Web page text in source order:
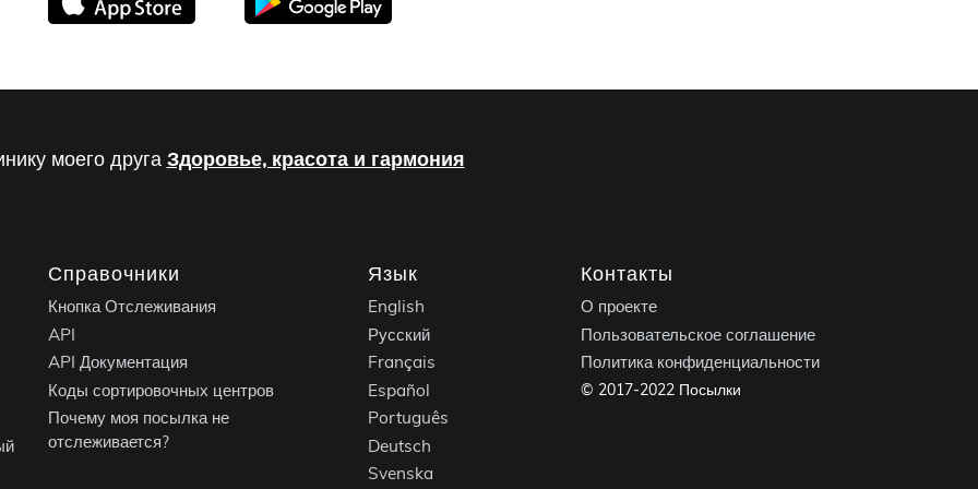
моего друга Здоровье, красота и гармония
Справочники
Кнопка Отслеживания
API
API Документация
Коды сортировочных центров
Почему моя посылка не
отслеживается?
Язык
English
Русский
Français
Español
Português
Deutsch
Svenska
Контакты
О проекте
Пользовательское соглашение
Политика конфиденциальности
© 2017-2022 Посылки